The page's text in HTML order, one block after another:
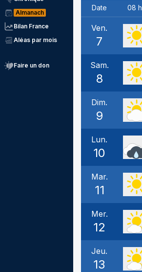
Almanach
Bilan France
Aléas par mois
Faire un don
Date 08 h
Ven.
7
Sam.
8
Dim.
9
Lun.
10
Mar.
11
Mer.
12
Jeu.
13